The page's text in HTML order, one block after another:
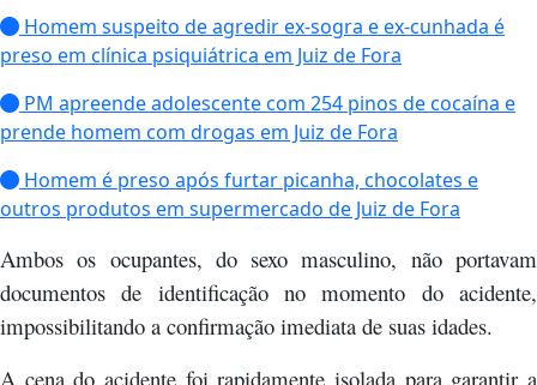
Homem suspeito de agredir ex-sogra e ex-cunhada é
preso em clínica psiquiátrica em Juiz de Fora
PM apreende adolescente com 254 pinos de cocaína e
prende homem com drogas em Juiz de Fora
Homem é preso após furtar picanha, chocolates e
outros produtos em supermercado de Juiz de Fora
Ambos os ocupantes, do sexo masculino, não portavam
documentos de identificação no momento do acidente,
impossibilitando a confirmação imediata de suas idades.
A cena do acidente foi rapidamente isolada para garantir a